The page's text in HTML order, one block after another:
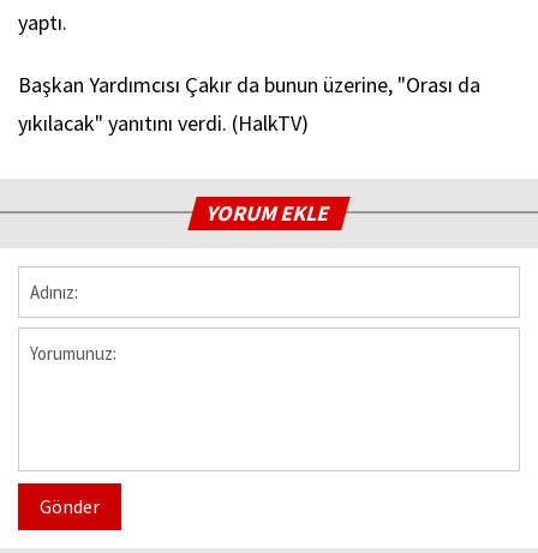
yaptı.
Başkan Yardımcısı Çakır da bunun üzerine, "Orası da
yıkılacak" yanıtını verdi. (HalkTV)
YORUM EKLE
Gönder